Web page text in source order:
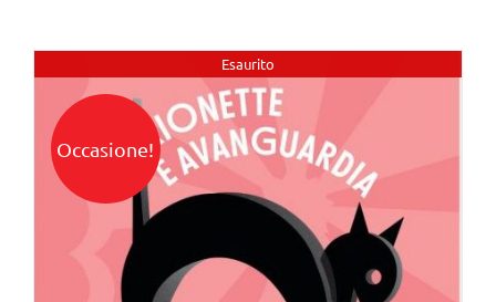
Esaurito
Occasione!